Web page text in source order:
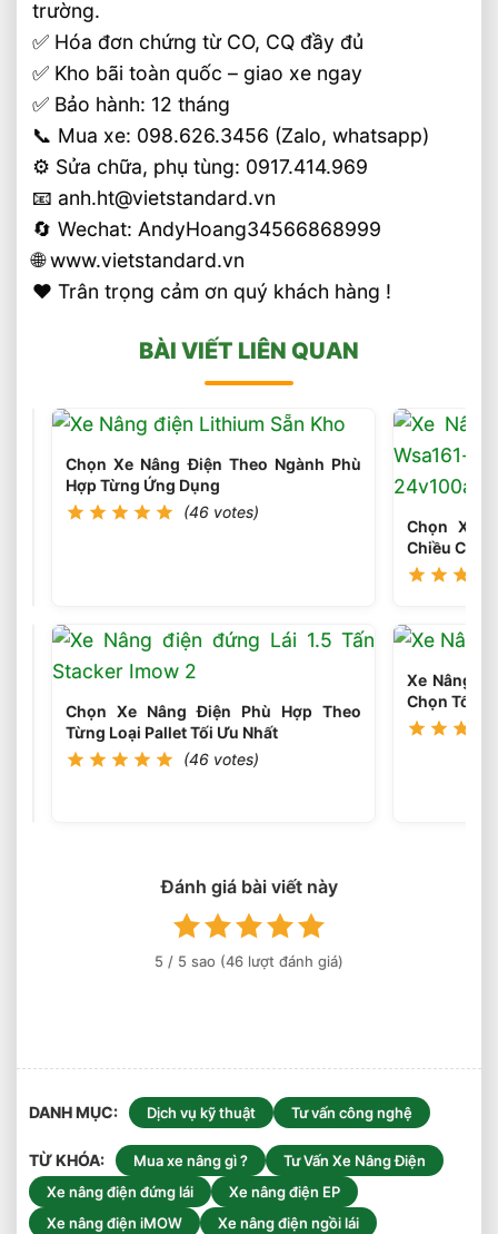
trường.
✅ Hóa đơn chứng từ CO, CQ đầy đủ
✅ Kho bãi toàn quốc – giao xe ngay
✅ Bảo hành: 12 tháng
📞 Mua xe: 098.626.3456 (Zalo, whatsapp)
⚙️ Sửa chữa, phụ tùng: 0917.414.969
📧 anh.ht@vietstandard.vn
🔄 Wechat: AndyHoang34566868999
🌐 www.vietstandard.vn
❤️ Trân trọng cảm ơn quý khách hàng !
BÀI VIẾT LIÊN QUAN
Chọn
Loại
Bánh
Xe
Nâng
Làm
Việc
Phù
(45
votes)
Chọn
Tải
Xe
Nâng
Điện
votes)
Chọn Xe Nâng Điện Theo Ngành Phù
Hợp Từng Ứng Dụng
(46 votes)
Chọn Xe Nâng Điện Phù Hợp Theo
Từng Loại Pallet Tối Ưu Nhất
(46 votes)
Chọn Xe
Chiều Cao
Xe Nâng
Chọn Tối
Đánh giá bài viết này
5 / 5 sao (46 lượt đánh giá)
DANH MỤC Dịch vụ kỹ thuật Tư vấn công nghệ
TỪ KHÓA Mua xe nâng gì ?
Tư Vấn Xe Nâng Điện
Xe nâng điện đứng lái
Xe nâng điện EP
Xe nâng điện iMOW
Xe nâng điện ngồi lái